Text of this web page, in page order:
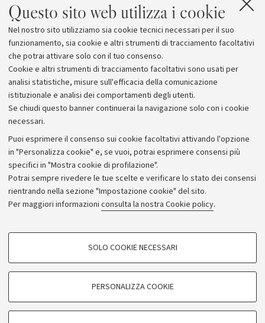
Questo sito web utilizza i cookie
Nel nostro sito utilizziamo sia cookie tecnici necessari per il suo
funzionamento, sia cookie e altri strumenti di tracciamento facoltativi
che potrai attivare solo con il tuo consenso.
Cookie e altri strumenti di tracciamento facoltativi sono usati per
analisi statistiche, misure sull'efficacia della comunicazione
istituzionale e analisi dei comportamenti degli utenti.
Se chiudi questo banner continuerai la navigazione solo con i cookie
necessari.
Puoi esprimere il consenso sui cookie facoltativi attivando l'opzione
in "Personalizza cookie" e, se vuoi, potrai esprimere consensi più
specifici in "Mostra cookie di profilazione".
Potrai sempre rivedere le tue scelte e verificare lo stato dei consensi
rientrando nella sezione "Impostazione cookie" del sito.
Per maggiori informazioni consulta la nostra Cookie policy.
COOKIE DI PROFILAZIONE - FACOLTATIVI
SOLO COOKIE NECESSARI
PERSONALIZZA COOKIE
organizza la manifestazione, ha scelto un padiglione
della Fiera di Bologna, il 33. Lo scorso anno hanno
partecipato oltre 15000 studenti provenienti da
tutt'Italia.
Archivio
Comunicati stampa
Redazione
Rassegna stampa
© Copyright 2026 - ALMA MATER STUDIORUM - Università di
Bologna - Via Zamboni, 33 - 40126 Bologna - PI: 01131710376 -